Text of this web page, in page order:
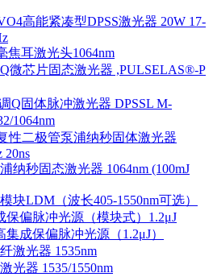
高能紧凑型DPSS激光器 20W 17-
焦耳激光头1064nm
微芯片固态激光器 ,PULSELAS®-P
Q固体脉冲激光器 DPSSL M-
1064nm
性二极管泵浦纳秒固体激光器
20ns
纳秒固态激光器 1064nm (100mJ
块LDM（波长405-1550nm可选）
保偏脉冲光源（模块式）1.2μJ
集成保偏脉冲光源（1.2μJ）
激光器 1535nm
光器 1535/1550nm